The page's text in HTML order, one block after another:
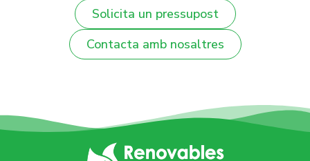
Solicita un pressupost
Contacta amb nosaltres